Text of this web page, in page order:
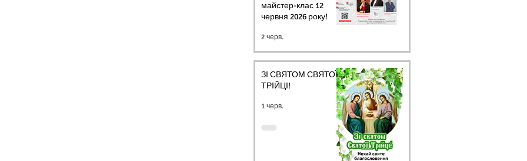
майстер-клас 12
червня 2026 року!
2 черв.
ЗІ СВЯТОМ СВЯТОЇ
ТРІЙЦІ!
1 черв.